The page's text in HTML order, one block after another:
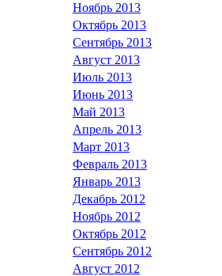
Ноябрь 2013
Октябрь 2013
Сентябрь 2013
Август 2013
Июль 2013
Июнь 2013
Май 2013
Апрель 2013
Март 2013
Февраль 2013
Январь 2013
Декабрь 2012
Ноябрь 2012
Октябрь 2012
Сентябрь 2012
Август 2012